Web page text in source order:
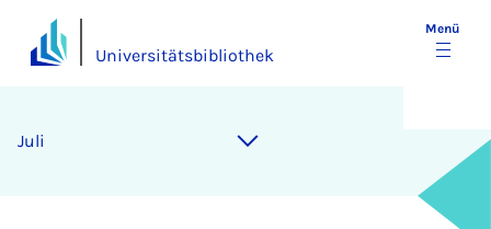
Universitätsbibliothek
Menü
Juli